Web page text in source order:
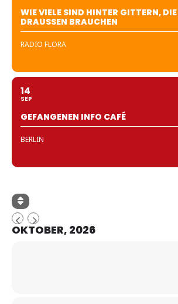
WIE VIELE SIND HINTER GITTERN,
DRAUSSEN BRAUCHEN
RADIO FLORA
14
SEP
GEFANGENEN INFO CAFÉ
BERLIN
OKTOBER, 2026